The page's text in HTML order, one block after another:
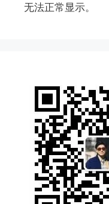
无法正常显示。